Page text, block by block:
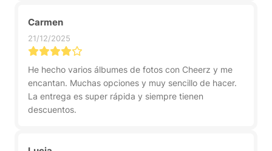
Carmen
21/12/2025
He hecho varios álbumes de fotos con Cheerz y me
encantan. Muchas opciones y muy sencillo de hacer.
La entrega es super rápida y siempre tienen
descuentos.